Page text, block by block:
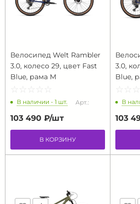
Велосипед Welt Rambler
3.0, колесо 29, цвет Fast
Blue, рама M
☆ ☆ ☆ ☆ ☆
★ ★ ★ ★ ★
В наличии - 1 шт. Арт.:
103 490 ₽/шт
В КОРЗИНУ
3.0,
Blue,
☆ ☆ ☆
★ ★ ★
В
103